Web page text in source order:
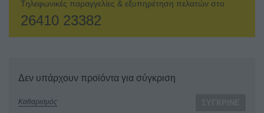
Τηλεφωνικές παραγγελίες & εξυπηρέτηση πελατών στο
26410 23382
Δεν υπάρχουν προϊόντα για σύγκριση
Καθαρισμός